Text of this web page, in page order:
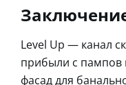
Level Up — канал
прибыли с
фасад для